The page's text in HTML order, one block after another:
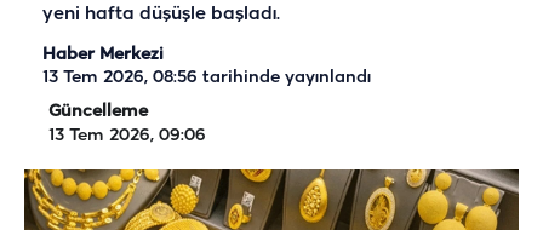
yeni hafta düşüşle başladı.
Haber Merkezi
13 Tem 2026, 08:56 tarihinde yayınlandı
Güncelleme
13 Tem 2026, 09:06